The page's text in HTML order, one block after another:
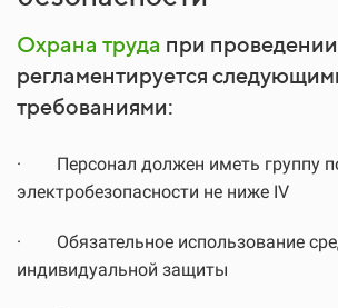
Охрана труда при
регламентируется
требованиями:
·
Персонал должен иметь группу
электробезопасности не ниже IV
·
Обязательное использование
индивидуальной защиты